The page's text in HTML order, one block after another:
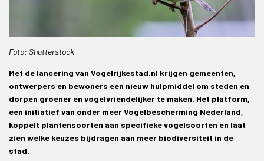
Foto: Shutterstock
Met de lancering van Vogelrijkestad.nl krijgen gemeenten,
ontwerpers en bewoners een nieuw hulpmiddel om steden en
dorpen groener en vogelvriendelijker te maken. Het platform,
een initiatief van onder meer Vogelbescherming Nederland,
koppelt plantensoorten aan specifieke vogelsoorten en laat
zien welke keuzes bijdragen aan meer biodiversiteit in de
stad.